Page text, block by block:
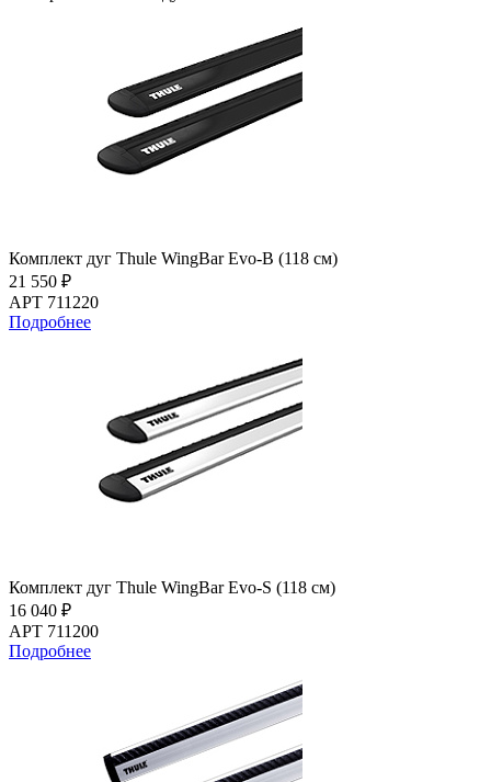
Комплект дуг Thule WingBar Evo-B (118 см)
21 550 ₽
АРТ 711220
Подробнее
Комплект дуг Thule WingBar Evo-S (118 см)
16 040 ₽
АРТ 711200
Подробнее